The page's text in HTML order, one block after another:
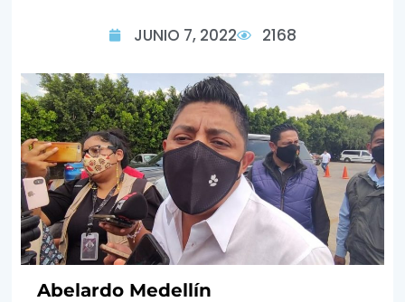
JUNIO 7, 2022 2168
Abelardo Medellín